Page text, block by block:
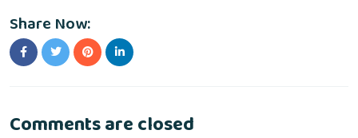
Share Now:
Comments are closed